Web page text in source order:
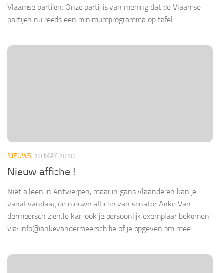
Vlaamse partijen. Onze partij is van mening dat de Vlaamse
partijen nu reeds een minimumprogramma op tafel...
NIEUWS 10 MAY 2010
Nieuw affiche !
Niet alleen in Antwerpen, maar in gans Vlaanderen kan je
vanaf vandaag de nieuwe affiche van senator Anke Van
dermeersch zien.Je kan ook je persoonlijk exemplaar bekomen
via: info@ankevandermeersch.be of je opgeven om mee...